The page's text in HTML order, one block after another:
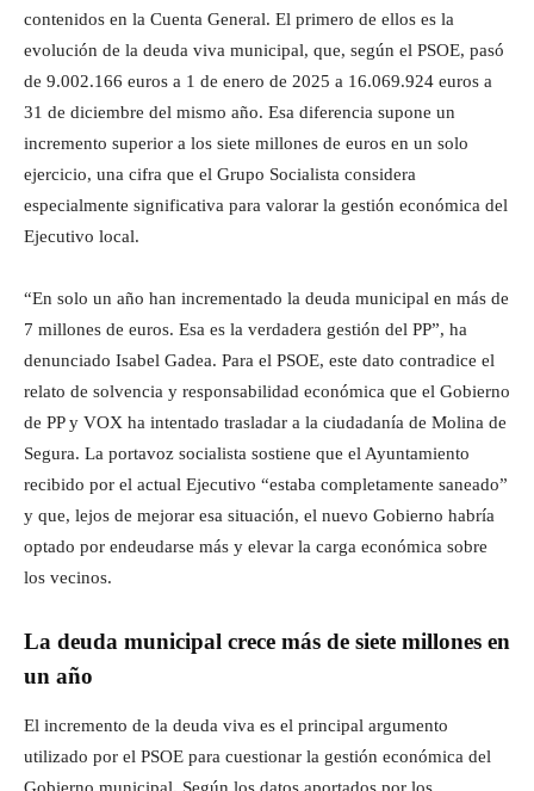
contenidos en la Cuenta General. El primero de ellos es la
evolución de la deuda viva municipal, que, según el PSOE, pasó
de 9.002.166 euros a 1 de enero de 2025 a 16.069.924 euros a
31 de diciembre del mismo año. Esa diferencia supone un
incremento superior a los siete millones de euros en un solo
ejercicio, una cifra que el Grupo Socialista considera
especialmente significativa para valorar la gestión económica del
Ejecutivo local.
“En solo un año han incrementado la deuda municipal en más de
7 millones de euros. Esa es la verdadera gestión del PP”, ha
denunciado Isabel Gadea. Para el PSOE, este dato contradice el
relato de solvencia y responsabilidad económica que el Gobierno
de PP y VOX ha intentado trasladar a la ciudadanía de Molina de
Segura. La portavoz socialista sostiene que el Ayuntamiento
recibido por el actual Ejecutivo “estaba completamente saneado”
y que, lejos de mejorar esa situación, el nuevo Gobierno habría
optado por endeudarse más y elevar la carga económica sobre
los vecinos.
La deuda municipal crece más de siete millones en
un año
El incremento de la deuda viva es el principal argumento
utilizado por el PSOE para cuestionar la gestión económica del